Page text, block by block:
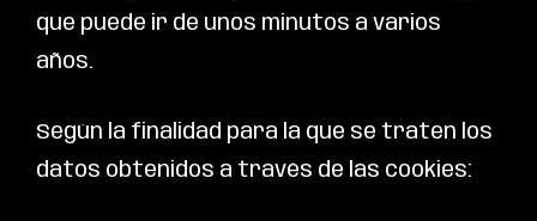
que puede ir de unos minutos a varios
años.
Según la finalidad para la que se traten los
datos obtenidos a través de las cookies: